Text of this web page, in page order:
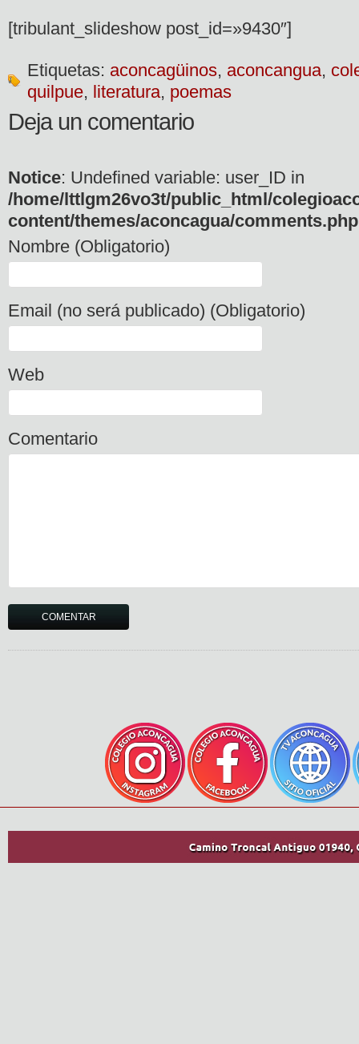
[tribulant_slideshow post_id=»9430″]
Etiquetas: aconcagüinos, aconcangua,
quilpue, literatura, poemas
Deja un comentario
Notice: Undefined variable: user_ID in
/home/lttlgm26vo3t/public_html/
content/themes/aconcagua/comments.php
Nombre (Obligatorio)
Email (no será publicado) (Obligatorio)
Web
Comentario